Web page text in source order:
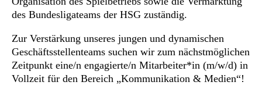
des Bundesligateams der HSG zuständig.
Zur Verstärkung unseres jungen und dynamischen
Geschäftsstellenteams suchen wir zum nächstmöglichen
Zeitpunkt eine/n engagierte/n Mitarbeiter*in (m/w/d) in
Vollzeit für den Bereich „Kommunikation & Medien“!